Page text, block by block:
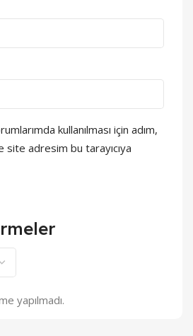
yapılmadı.
kullanılması için adım,
adresim bu tarayıcıya